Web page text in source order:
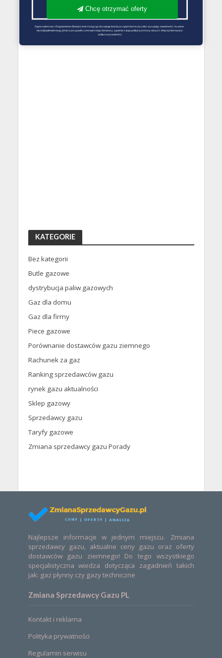
KATEGORIE
Bez kategorii
Butle gazowe
dystrybucja paliw gazowych
Gaz dla domu
Gaz dla firmy
Piece gazowe
Porównanie dostawców gazu ziemnego
Rachunek za gaz
Ranking sprzedawców gazu
rynek gazu aktualności
Sklep gazowy
Sprzedawcy gazu
Taryfy gazowe
Zmiana sprzedawcy gazu Porady
Najlepsze informacje w jednym miejscu. Zmiana
sprzedawcy gazu, aktualne ceny gazu oraz oferty
dostawców gazu ziemnego! Do tego wszystkiego
specjalistyczna wiedza dotycząca zagadnień takich
jak: gaz płynny czy gazy techniczne
Zmiana Sprzedawcy Gazu PL
Kontakt i reklama
Polityka prywatności
Regulamin serwisu
Chcę otrzymać oferty
Zapoznałem się z Regulaminem Świadczenie Usług i go akceptuję Każdą ze zgód można wycofać wysyłając wiadomość na adres
biuro@optimalenergy.pl lub w przypadku zewnętrznego dostawcy, zgodnie z jego polityką ochrony danych. Więcej informacji w
polityce prywatności